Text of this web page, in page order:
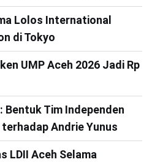
Lolos International
di Tokyo
UMP Aceh 2026 Jadi Rp
Bentuk Tim Independen
Andrie Yunus
LDII Aceh Selama